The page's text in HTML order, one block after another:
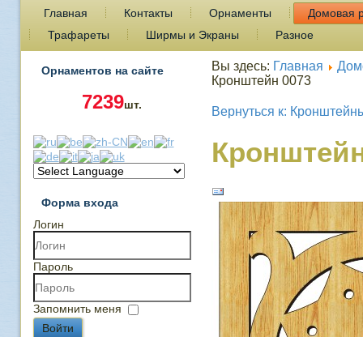
Главная Контакты Орнаменты
Домовая
Трафареты
Ширмы и Экраны Разное
Орнаментов на сайте
7239шт.
Форма входа
Логин
Пароль
Запомнить меня
Войти
Вы здесь: Главная
Кронштейн 0073
Вернуться к: